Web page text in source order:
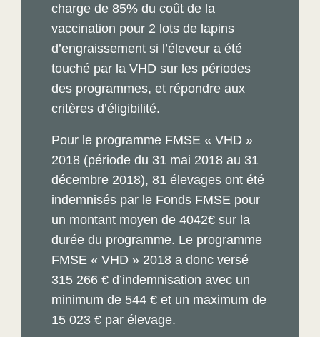
charge de 85% du coût de la
vaccination pour 2 lots de lapins
d’engraissement si l’éleveur a été
touché par la VHD sur les périodes
des programmes, et répondre aux
critères d’éligibilité.
Pour le programme FMSE « VHD »
2018 (période du 31 mai 2018 au 31
décembre 2018), 81 élevages ont été
indemnisés par le Fonds FMSE pour
un montant moyen de 4042€ sur la
durée du programme. Le programme
FMSE « VHD » 2018 a donc versé
315 266 € d’indemnisation avec un
minimum de 544 € et un maximum de
15 023 € par élevage.